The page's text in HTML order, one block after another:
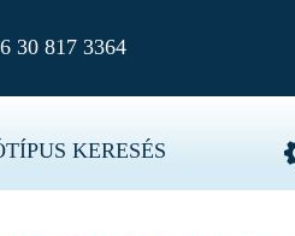
30 817 3364
KERESÉS